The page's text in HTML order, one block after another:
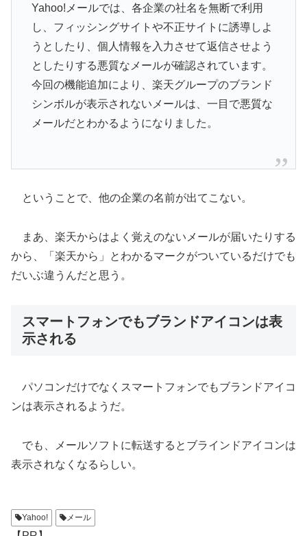
Yahoo!メールでは、各企業の社名を無断で利用
し、フィッシングサイトや不正サイトに誘導しよ
うとしたり、個人情報を入力させて返信させよう
としたりする悪質なメールが確認されています。
今回の機能追加により、楽天グループのブランド
シンボルが表示されないメールは、一目で悪質な
メールだとわかるようになりました。
ということで、他の企業の名前が出てこない。
まあ、楽天からはよく覚えのないメールが届いたりする
から、「楽天から」とわかるマークがついているだけでも
だいぶ違うんだと思う。
スマートフォンでもブランドアイコンは表
示される
パソコンだけでなくスマートフォンでもブランドアイコ
ンは表示されるようだ。
でも、メールソフトに転送するとブラインドアイコンは
表示されなくなるらしい。
Yahoo! メール